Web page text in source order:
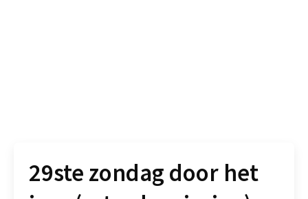
29ste zondag door het